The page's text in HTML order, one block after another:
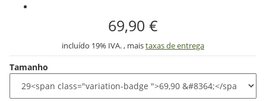
69,90 €
incluído 19% IVA. , maistaxas de entrega
Tamanho